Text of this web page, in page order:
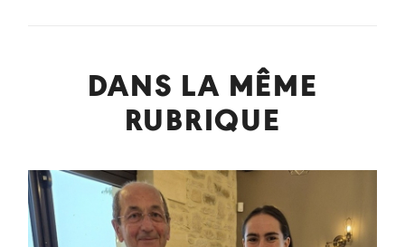
DANS LA MÊME
RUBRIQUE